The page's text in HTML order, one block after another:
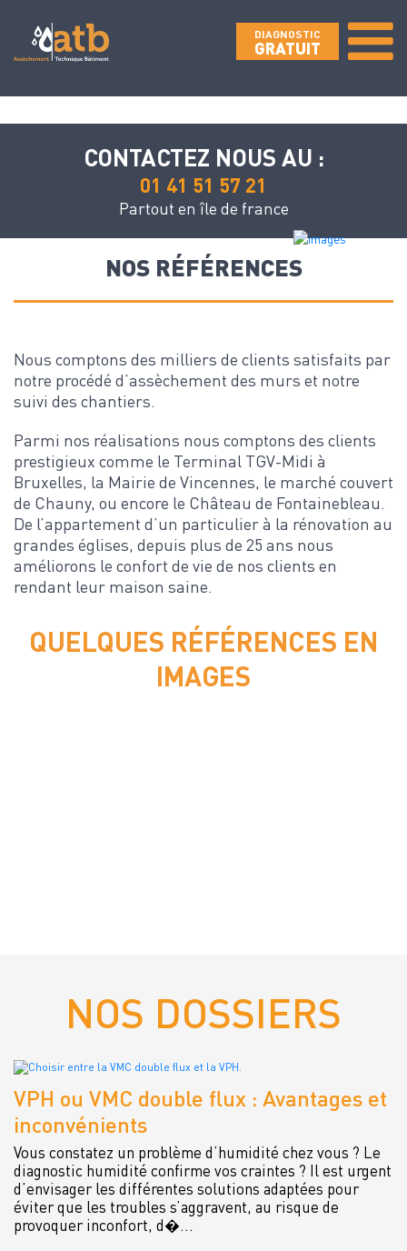
DIAGNOSTIC
GRATUIT
CONTACTEZ NOUS AU :
01 41 51 57 21
Partout en île de france
NOS RÉFÉRENCES
Nous comptons des milliers de clients satisfaits par
notre procédé d’assèchement des murs et notre
suivi des chantiers.
Parmi nos réalisations nous comptons des clients
prestigieux comme le Terminal TGV-Midi à
Bruxelles, la Mairie de Vincennes, le marché couvert
de Chauny, ou encore le Château de Fontainebleau.
De l’appartement d’un particulier à la rénovation au
grandes églises, depuis plus de 25 ans nous
améliorons le confort de vie de nos clients en
rendant leur maison saine.
QUELQUES RÉFÉRENCES EN
IMAGES
NOS DOSSIERS
VPH ou VMC double flux : Avantages et
inconvénients
Vous constatez un problème d’humidité chez vous ? Le
diagnostic humidité confirme vos craintes ? Il est urgent
d’envisager les différentes solutions adaptées pour
éviter que les troubles s’aggravent, au risque de
provoquer inconfort, d�...